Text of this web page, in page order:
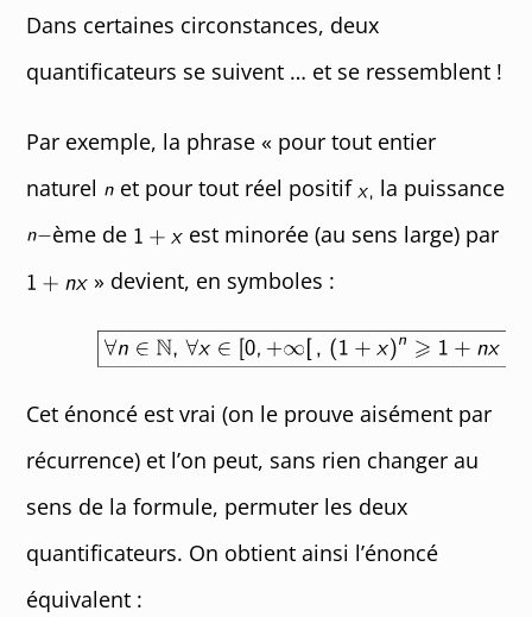
Dans certaines circonstances, deux
quantificateurs se suivent … et se ressemblent !
Par exemple, la phrase « pour tout entier
naturel
et pour tout réel positif
la puissance
ème de
est minorée (au sens large) par
» devient, en symboles :
Cet énoncé est vrai (on le prouve aisément par
récurrence) et l’on peut, sans rien changer au
sens de la formule, permuter les deux
quantificateurs. On obtient ainsi l’énoncé
équivalent :